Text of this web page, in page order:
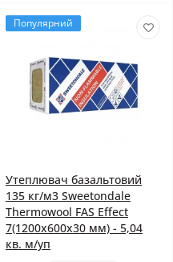
Популярний
Утеплювач базальтовий
135 кг/м3 Sweetondale
Thermowool FAS Effect
7(1200x600x30 мм) - 5,04
кв. м/уп